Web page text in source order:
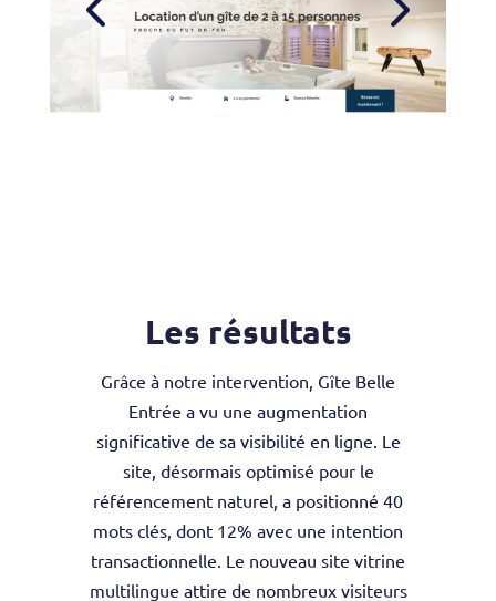
Les résultats
Grâce à notre intervention, Gîte Belle
Entrée a vu une augmentation
significative de sa visibilité en ligne. Le
site, désormais optimisé pour le
référencement naturel, a positionné 40
mots clés, dont 12% avec une intention
transactionnelle. Le nouveau site vitrine
multilingue attire de nombreux visiteurs